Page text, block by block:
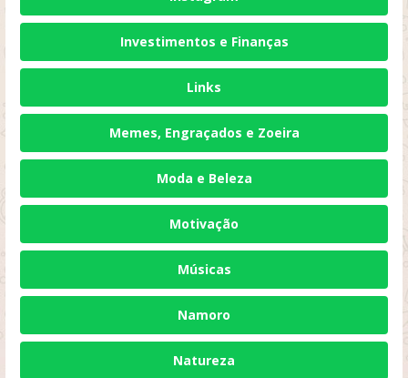
Investimentos e Finanças
Links
Memes, Engraçados e Zoeira
Moda e Beleza
Motivação
Músicas
Namoro
Natureza